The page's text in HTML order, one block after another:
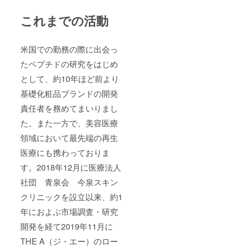
これまでの活動
米国での勤務の際に出会っ
たペプチドの研究をはじめ
として、約10年ほど前より
基礎化粧品ブランドの開発
責任者を務めてまいりまし
た。また一方で、美容医療
領域において最先端の再生
医療にも携わっておりま
す。2018年12月に医療法人
社団 青泉会 今泉スキン
クリニックを設立以来、約1
年におよぶ市場調査・研究
開発を経て2019年11月に
THE A（ジ・エー）のロー